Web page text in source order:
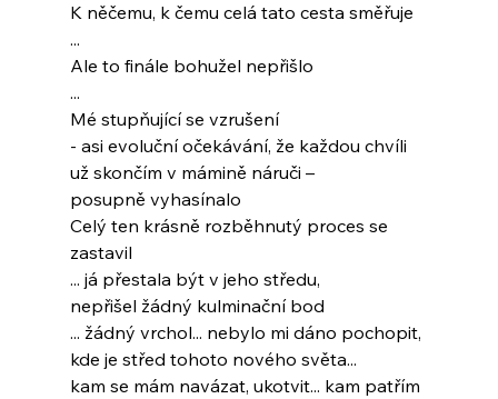
K něčemu, k čemu celá tato cesta směřuje
...
Ale to finále bohužel nepřišlo
...
Mé stupňující se vzrušení
- asi evoluční očekávání, že každou chvíli
už skončím v mámině náruči –
posupně vyhasínalo
Celý ten krásně rozběhnutý proces se
zastavil
... já přestala být v jeho středu,
nepřišel žádný kulminační bod
... žádný vrchol... nebylo mi dáno pochopit,
kde je střed tohoto nového světa...
kam se mám navázat, ukotvit... kam patřím